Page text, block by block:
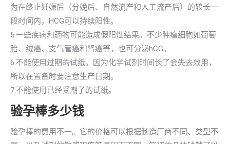
为在终止妊娠后（分娩后、自然流产和人工流产后）的较长一
段时间内，HCG可以持续阳性。
5.一些疾病和药物可能造成假阳性结果。不少肿瘤细胞如葡萄
胎、绒癌、支气管癌和肾癌等，也可分泌hCG。
6.不能使用过期的试纸。因为化学试剂时间长了会失去效用，
所以在置备时要注意生产日期。
7.不能使用已经受潮了的试纸。
验孕棒多少钱
验孕棒的费用不一。它的价格可以根据制造厂商不同、类型不